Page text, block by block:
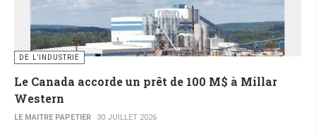
DE L’INDUSTRIE
Le Canada accorde un prêt de 100 M$ à Millar
Western
LE MAITRE PAPETIER 30 JUILLET 2026